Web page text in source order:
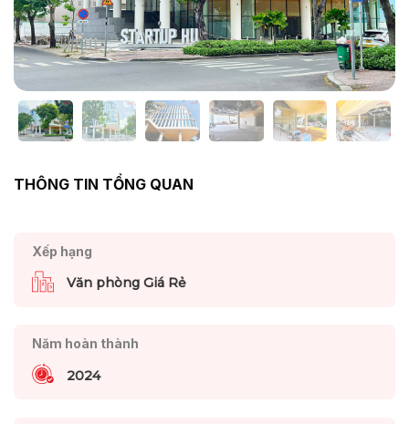
THÔNG TIN TỔNG QUAN
Xếp hạng
Văn phòng Giá Rẻ
Năm hoàn thành
2024